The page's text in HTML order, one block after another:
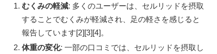
むくみの軽減: 多くのユーザーは、セルリッドを摂取
することでむくみが軽減され、足の軽さを感じると
報告しています[2][3][4]。
体重の変化: 一部の口コミでは、セルリッドを摂取し